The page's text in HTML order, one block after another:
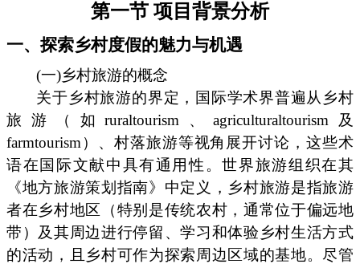
第一节 项目背景分析
一、探索乡村度假的魅力与机遇
(一)乡村旅游的概念
关于乡村旅游的界定，国际学术界普遍从乡村
旅游（如ruraltourism、agriculturaltourism及
farmtourism）、村落旅游等视角展开讨论，这些术
语在国际文献中具有通用性。世界旅游组织在其
《地方旅游策划指南》中定义，乡村旅游是指旅游
者在乡村地区（特别是传统农村，通常位于偏远地
带）及其周边进行停留、学习和体验乡村生活方式
的活动，且乡村可作为探索周边区域的基地。尽管